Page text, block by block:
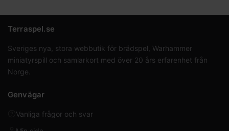
Terraspel.se
Sveriges nya, stora webbutik för brädspel, Warhammer
miniatyrspill och samlarkort med över 20 års erfarenhet från
Norge.
Genvägar
Vanliga frågor och svar